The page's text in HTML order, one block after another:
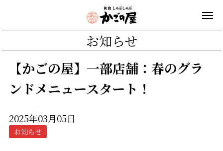
お知らせ
【かごの屋】一部店舗：春のグラ
ンドメニュースタート！
2025年03月05日
お知らせ